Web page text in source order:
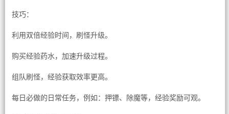
技巧：
利用双倍经验时间，刷怪升级。
购买经验药水，加速升级过程。
组队刷怪，经验获取效率更高。
每日必做的日常任务，例如：押镖、除魔等，经验奖励可观。